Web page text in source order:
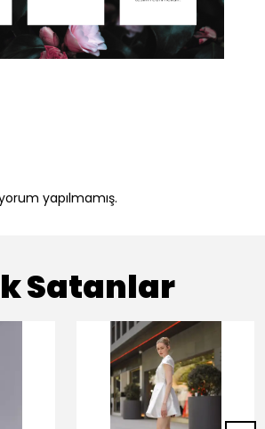
yapılmamış.
Satanlar